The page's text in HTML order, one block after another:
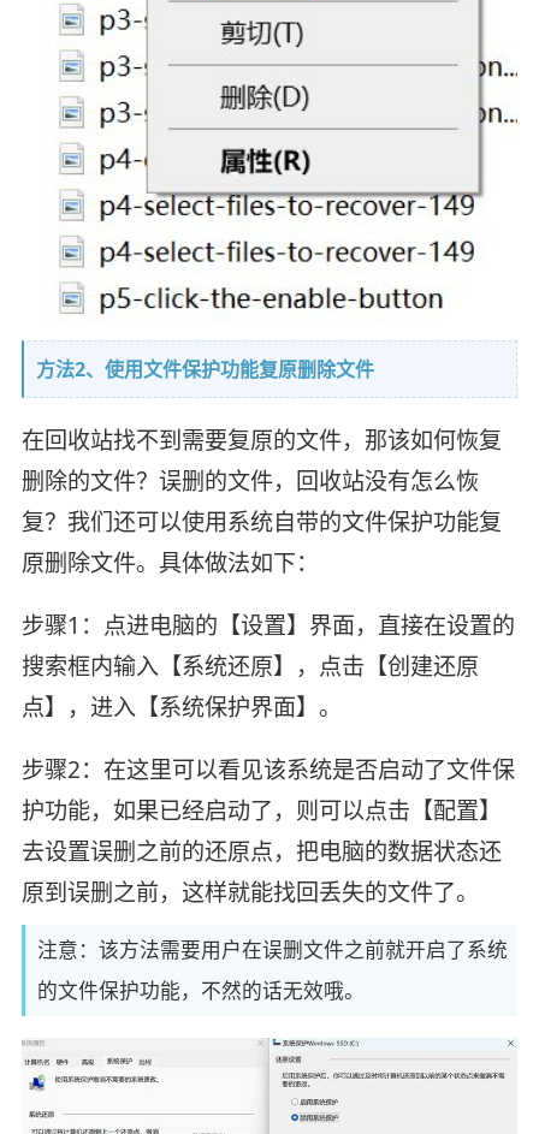
方法2、使用文件保护功能复原删除文件
在回收站找不到需要复原的文件，那该如何恢复
删除的文件？误删的文件，回收站没有怎么恢
复？我们还可以使用系统自带的文件保护功能复
原删除文件。具体做法如下：
步骤1：点进电脑的【设置】界面，直接在设置的
搜索框内输入【系统还原】，点击【创建还原
点】，进入【系统保护界面】。
步骤2：在这里可以看见该系统是否启动了文件保
护功能，如果已经启动了，则可以点击【配置】
去设置误删之前的还原点，把电脑的数据状态还
原到误删之前，这样就能找回丢失的文件了。
注意：该方法需要用户在误删文件之前就开启了系统
的文件保护功能，不然的话无效哦。